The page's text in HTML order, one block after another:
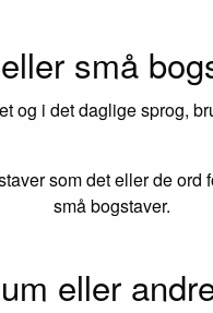
små
og i det daglige sprog,
som det eller de
små bogstaver.
eller